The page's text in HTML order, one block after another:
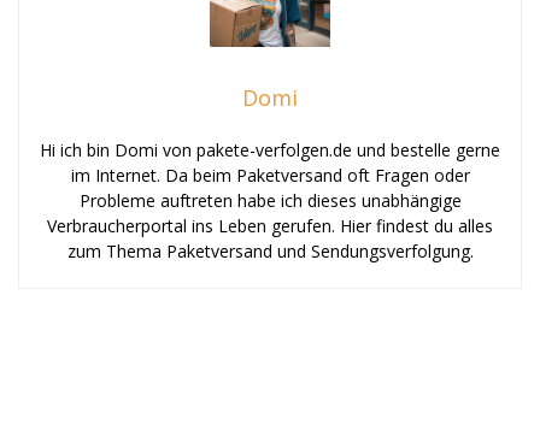
Domi
Hi ich bin Domi von pakete-verfolgen.de und bestelle gerne
im Internet. Da beim Paketversand oft Fragen oder
Probleme auftreten habe ich dieses unabhängige
Verbraucherportal ins Leben gerufen. Hier findest du alles
zum Thema Paketversand und Sendungsverfolgung.